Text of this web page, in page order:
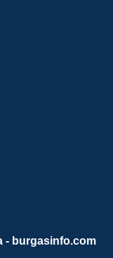
- burgasinfo.com